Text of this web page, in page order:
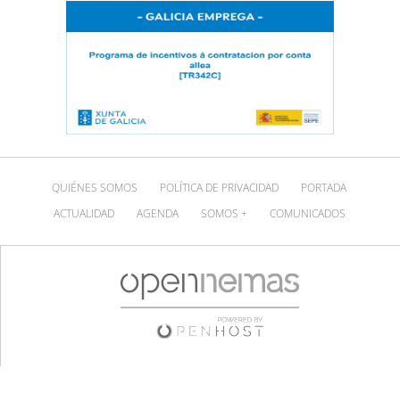
QUIÉNES SOMOS POLÍTICA DE PRIVACIDAD
PORTADA
ACTUALIDAD
AGENDA SOMOS + COMUNICADOS